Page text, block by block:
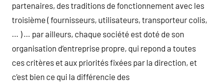
partenaires, des traditions de fonctionnement avec les
troisième ( fournisseurs, utilisateurs, transporteur colis,
… ) … par ailleurs, chaque société est doté de son
organisation d’entreprise propre, qui repond a toutes
ces critères et aux priorités fixées par la direction, et
c’est bien ce qui la différencie des